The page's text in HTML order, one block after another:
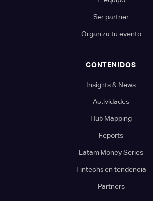
Ser partner
Organiza tu evento
CONTENIDOS
Insights & News
Actividades
Hub Mapping
Reports
Latam Money Series
Fintechs en tendencia
Partners